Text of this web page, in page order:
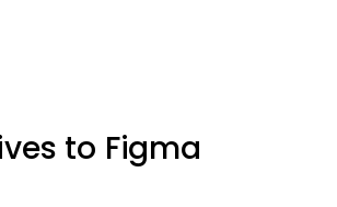
to Figma